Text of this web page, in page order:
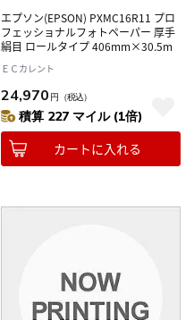
エプソン(EPSON) PXMC16R11 プロ
フェッショナルフォトペーパー 厚手
絹目 ロールタイプ 406mm×30.5m
ＥＣカレント
24,970 円 （税込）
積算 227 マイル (1倍)
カートに入れる